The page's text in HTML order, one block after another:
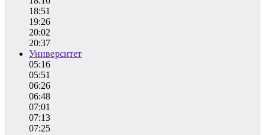
18:51
19:26
20:02
20:37
Университет
05:16
05:51
06:26
06:48
07:01
07:13
07:25